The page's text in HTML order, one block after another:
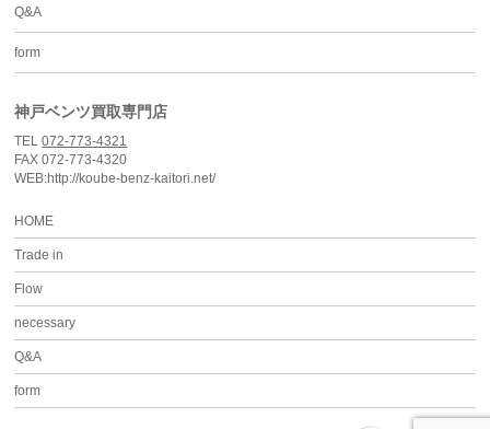
Q&A
form
神戸ベンツ買取専門店
TEL072-773-4321
FAX 072-773-4320
WEB:http://koube-benz-kaitori.net/
HOME
Trade in
Flow
necessary
Q&A
form